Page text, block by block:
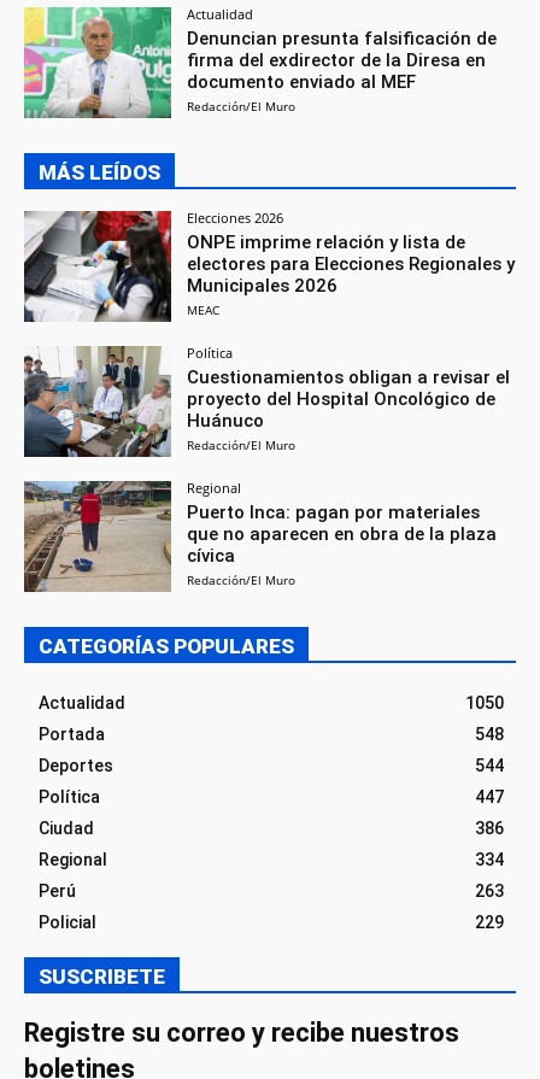
Actualidad
Denuncian presunta falsificación de
firma del exdirector de la Diresa en
documento enviado al MEF
Redacción/El Muro
MÁS LEÍDOS
Elecciones 2026
ONPE imprime relación y lista de
electores para Elecciones Regionales y
Municipales 2026
MEAC
Política
Cuestionamientos obligan a revisar el
proyecto del Hospital Oncológico de
Huánuco
Redacción/El Muro
Regional
Puerto Inca: pagan por materiales
que no aparecen en obra de la plaza
cívica
Redacción/El Muro
CATEGORÍAS POPULARES
Actualidad
1050
Portada
548
Deportes
544
Política
447
Ciudad
386
Regional
334
Perú
263
Policial
229
SUSCRIBETE
Registre su correo y recibe nuestros
boletines